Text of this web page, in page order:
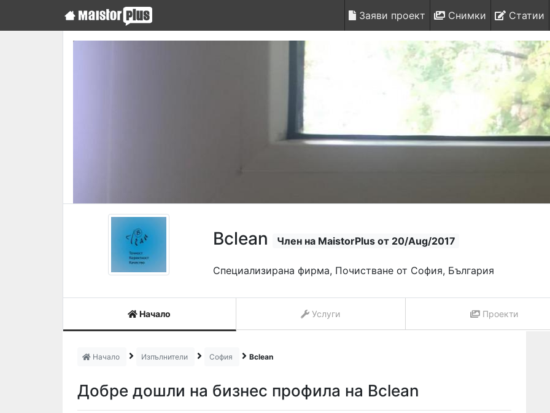
Заяви проект Снимки Статии
Bclean Член на MaistorPlus от 20/Aug/2017
Специализирана фирма, Почистване от София, България
Начало Услуги Проекти
Начало Изпълнители София Bclean
Добре дошли на бизнес профила на Bclean